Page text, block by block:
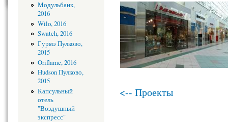
Модульбанк,
2016
Wilo, 2016
Swatch, 2016
Гурмэ Пулково,
2015
Oriflame, 2016
Hudson Пулково,
2015
Капсульный
отель
"Воздушный
экспресс"
<-- Проекты